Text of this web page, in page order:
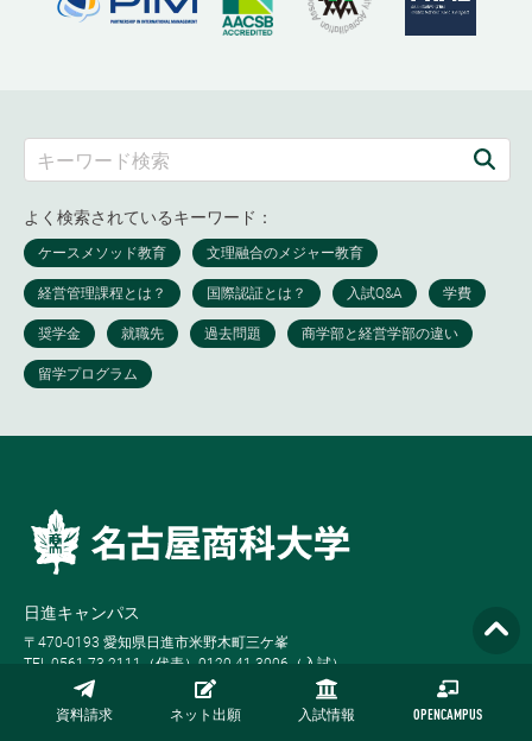
資料請求 ネット出願 入試情報 OPENCAMPUS
よく検索されているキーワード：
日進キャンパス
〒470-0193 愛知県日進市米野木町三ケ峯
TEL 0561-73-2111（代表）0120-41-3006（入試）
月-金 9:00-17:00